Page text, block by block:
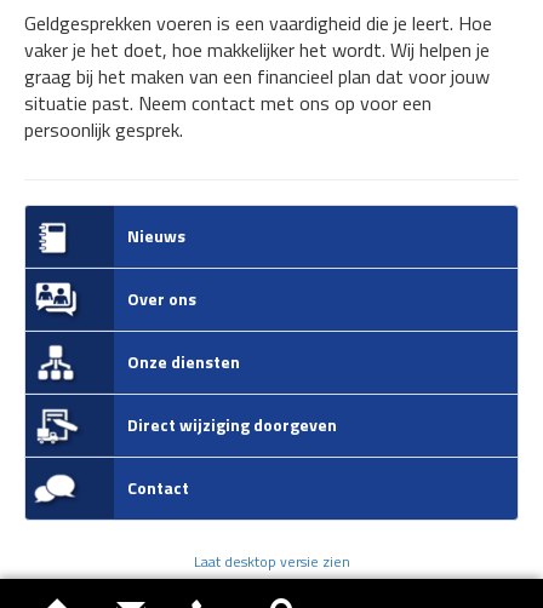
Geldgesprekken voeren is een vaardigheid die je leert. Hoe
vaker je het doet, hoe makkelijker het wordt. Wij helpen je
graag bij het maken van een financieel plan dat voor jouw
situatie past. Neem contact met ons op voor een
persoonlijk gesprek.
Nieuws
Over ons
Onze diensten
Direct wijziging doorgeven
Contact
Laat desktop versie zien